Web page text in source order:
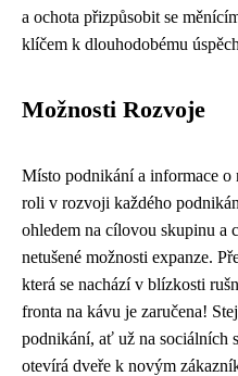
a ochota přizpůsobit se
klíčem k dlouhodobému
Možnosti Rozvoje
Místo podnikání a informace
roli v rozvoji každého
ohledem na cílovou skupinu a
netušené možnosti expanze.
která se nachází v blízkosti
fronta na kávu je zaručena!
podnikání, ať už na sociálních
otevírá dveře k novým